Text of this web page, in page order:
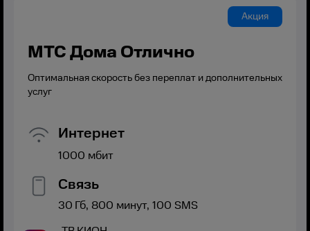
Акция
МТС Дома Отлично
Оптимальная скорость без переплат и дополнительных
услуг
Интернет
1000 мбит
Связь
30 Гб, 800 минут, 100 SMS